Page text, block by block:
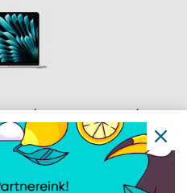
M5 10C CPU/10C
cikkszám:MDH94MG/A